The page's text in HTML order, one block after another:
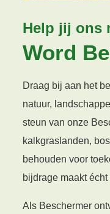
Help jij ons
Word
Draag bij aan het
natuur,
steun van onze
kalkgraslanden,
behouden voor
bijdrage maakt écht
Als Beschermer